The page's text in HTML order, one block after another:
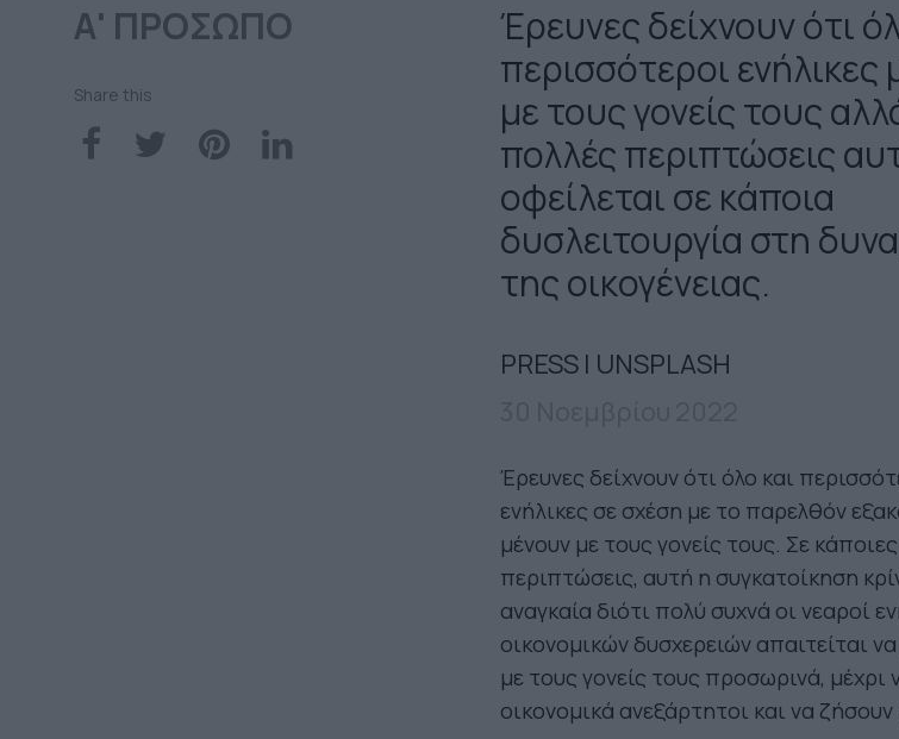
Α' ΠΡΟΣΩΠΟ
Share this
Έρευνες δείχνουν ότι
περισσότεροι ενήλικες
με τους γονείς τους
πολλές περιπτώσεις
οφείλεται σε κάποια
δυσλειτουργία στη
της οικογένειας.
PRESS | UNSPLASH
Έρευνες δείχνουν ότι όλο και
ενήλικες σε σχέση με το παρελθόν
μένουν με τους γονείς τους. Σε κάποιες
περιπτώσεις, αυτή η συγκατοίκηση
αναγκαία διότι πολύ συχνά οι νεαροί
οικονομικών δυσχερειών απαιτείται
με τους γονείς τους προσωρινά, μέχρι
οικονομικά ανεξάρτητοι και να